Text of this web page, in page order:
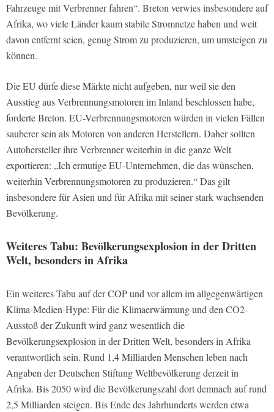
Fahrzeuge mit Verbrenner fahren“. Breton verwies insbesondere auf
Afrika, wo viele Länder kaum stabile Stromnetze haben und weit
davon entfernt seien, genug Strom zu produzieren, um umsteigen zu
können.
Die EU dürfe diese Märkte nicht aufgeben, nur weil sie den
Ausstieg aus Verbrennungsmotoren im Inland beschlossen habe,
forderte Breton. EU-Verbrennungsmotoren würden in vielen Fällen
sauberer sein als Motoren von anderen Herstellern. Daher sollten
Autohersteller ihre Verbrenner weiterhin in die ganze Welt
exportieren: „Ich ermutige EU-Unternehmen, die das wünschen,
weiterhin Verbrennungsmotoren zu produzieren.“ Das gilt
insbesondere für Asien und für Afrika mit seiner stark wachsenden
Bevölkerung.
Weiteres Tabu: Bevölkerungsexplosion in der Dritten
Welt, besonders in Afrika
Ein weiteres Tabu auf der COP und vor allem im allgegenwärtigen
Klima-Medien-Hype: Für die Klimaerwärmung und den CO2-
Ausstoß der Zukunft wird ganz wesentlich die
Bevölkerungsexplosion in der Dritten Welt, besonders in Afrika
verantwortlich sein. Rund 1,4 Milliarden Menschen leben nach
Angaben der Deutschen Stiftung Weltbevölkerung derzeit in
Afrika. Bis 2050 wird die Bevölkerungszahl dort demnach auf rund
2,5 Milliarden steigen. Bis Ende des Jahrhunderts werden etwa